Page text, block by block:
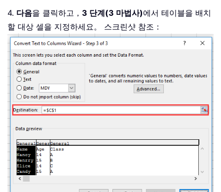
4. 다음을 클릭하고， 3 단계(3 마법사)에서 테이블을 배치
할 대상 셀을 지정하세요。 스크린샷 참조：